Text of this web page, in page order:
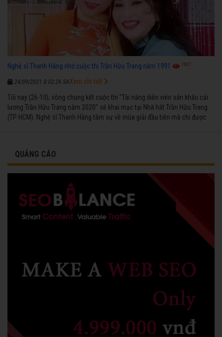
Nghệ sĩ Thanh Hằng nhớ cuộc thi Trần Hữu Trang năm 1991 1927
24/09/2021 8:02:26 SA
Tối nay (26-10), vòng chung kết cuộc thi "Tài năng diễn viên sân khấu cải
lương Trần Hữu Trang năm 2020" sẽ khai mạc tại Nhà hát Trần Hữu Trang
(TP HCM). Nghệ sĩ Thanh Hằng tâm sự về mùa giải đầu tiên mà chị được
Xem chi tiết
QUẢNG CÁO